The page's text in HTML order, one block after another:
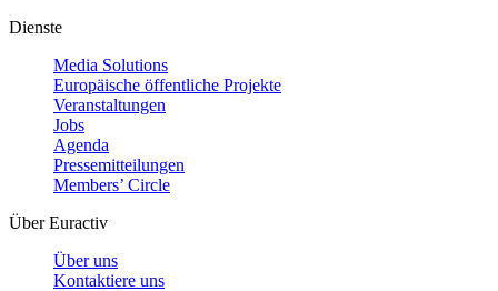
Dienste
Media Solutions
Europäische öffentliche Projekte
Veranstaltungen
Jobs
Agenda
Pressemitteilungen
Members’ Circle
Über Euractiv
Über uns
Kontaktiere uns